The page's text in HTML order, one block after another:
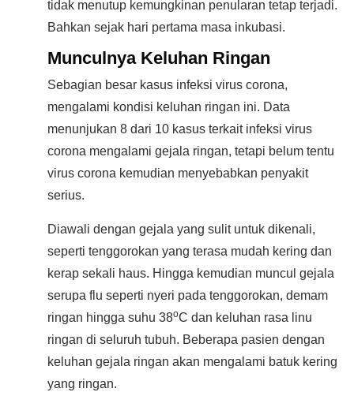
tidak menutup kemungkinan penularan tetap terjadi.
Bahkan sejak hari pertama masa inkubasi.
Munculnya Keluhan Ringan
Sebagian besar kasus infeksi virus corona,
mengalami kondisi keluhan ringan ini. Data
menunjukan 8 dari 10 kasus terkait infeksi virus
corona mengalami gejala ringan, tetapi belum tentu
virus corona kemudian menyebabkan penyakit
serius.
Diawali dengan gejala yang sulit untuk dikenali,
seperti tenggorokan yang terasa mudah kering dan
kerap sekali haus. Hingga kemudian muncul gejala
serupa flu seperti nyeri pada tenggorokan, demam
ringan hingga suhu 38oC dan keluhan rasa linu
ringan di seluruh tubuh. Beberapa pasien dengan
keluhan gejala ringan akan mengalami batuk kering
yang ringan.